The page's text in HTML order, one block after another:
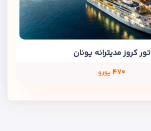
تور کروز مدیترانه یونان
۴۷۰ یورو